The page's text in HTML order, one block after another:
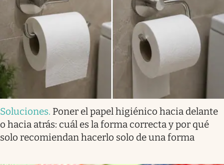
Soluciones. Poner el papel higiénico hacia delante
o hacia atrás: cuál es la forma correcta y por qué
solo recomiendan hacerlo solo de una forma